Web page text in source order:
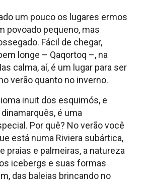
um pouco os lugares ermos
povoado pequeno, mas
Fácil de chegar,
longe – Qaqortoq –, na
calma, aí, é um lugar para ser
verão quanto no inverno.
inuit dos esquimós, e
é uma
Por quê? No verão você
está numa Riviera subártica,
praias e palmeiras, a natureza
icebergs e suas formas
das baleias brincando no